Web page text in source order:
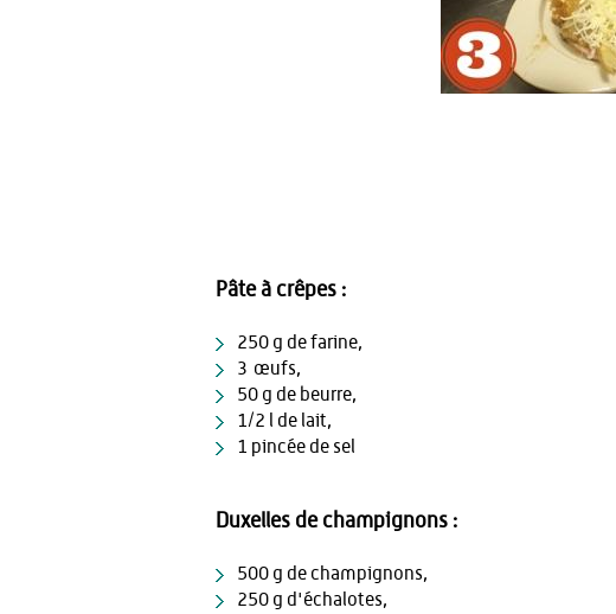
Pâte à crêpes :
250 g de farine,
3 œufs,
50 g de beurre,
1/2 l de lait,
1 pincée de sel
Duxelles de champignons :
500 g de champignons,
250 g d'échalotes,